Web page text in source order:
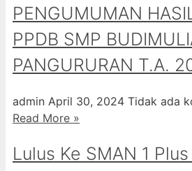
PENGUMUMAN
PPDB SMP
PANGURURAN T.A.
admin April 30, 2024 Tidak ada
Read More »
Lulus Ke SMAN 1